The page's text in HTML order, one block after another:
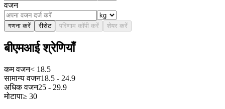
वजन
गणना करें रीसेट परिणाम कॉपी करें शेयर करें
बीएमआई श्रेणियाँ
कम वजन< 18.5
सामान्य वजन18.5 - 24.9
अधिक वजन25 - 29.9
मोटापा≥ 30